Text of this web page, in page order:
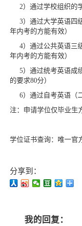
2）通过学校组织的
3）通过大学英语四
年内考的方能有效）
4）通过公共英语三
年内考的方能有效）
5）通过统考英语成
的要求80分）
6）通过自考英语（
注：申请学位仅毕业生
学位证书查询：唯一官
分享到：
我的回复：